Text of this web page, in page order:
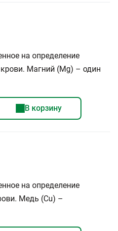
на определение
Магний (Mg) – один
В корзину
на определение
Медь (Cu) –